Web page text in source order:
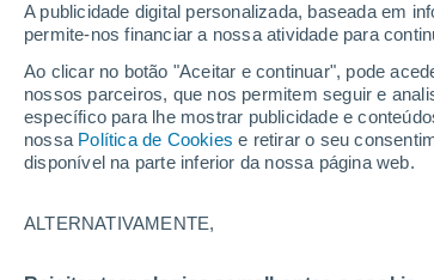
A publicidade digital personalizada, baseada em
permite-nos financiar a nossa atividade para
Ao clicar no botão "Aceitar e continuar", pode
nossos parceiros, que nos permitem seguir e
específico para lhe mostrar publicidade e
nossa Política de Cookies e retirar o seu
disponível na parte inferior da nossa página web.
ALTERNATIVAMENTE,
Nassfeld
04/12/2026